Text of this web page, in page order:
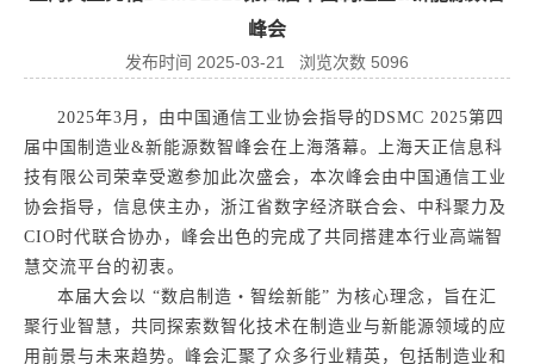
峰会
发布时间 2025-03-21 浏览次数 5096
2025年3月，由中国通信工业协会指导的DSMC 2025第四
届中国制造业&新能源数智峰会在上海落幕。上海天正信息科
技有限公司荣幸受邀参加此次盛会，本次峰会由中国通信工业
协会指导，信息侠主办，浙江省数字经济联合会、中科聚力及
CIO时代联合协办，峰会出色的完成了共同搭建本行业高端智
慧交流平台的初衷。
本届大会以 “数启制造・智绘新能” 为核心理念，旨在汇
聚行业智慧，共同探索数智化技术在制造业与新能源领域的应
用前景与未来趋势。峰会汇聚了众多行业精英，包括制造业和